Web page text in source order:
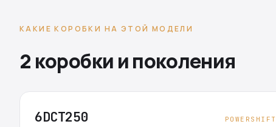
КАКИЕ КОРОБКИ НА ЭТОЙ МОДЕЛИ
2 коробки и поколения
6DCT250 POWERSHIFT